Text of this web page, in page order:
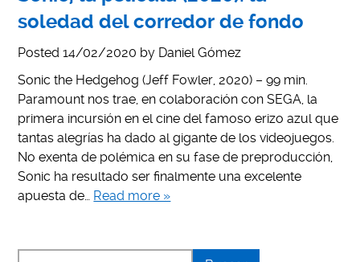
soledad del corredor de fondo
Posted14/02/2020 by Daniel Gómez
Sonic the Hedgehog (Jeff Fowler, 2020) – 99 min.
Paramount nos trae, en colaboración con SEGA, la
primera incursión en el cine del famoso erizo azul que
tantas alegrías ha dado al gigante de los videojuegos.
No exenta de polémica en su fase de preproducción,
Sonic ha resultado ser finalmente una excelente
apuesta de… Read more »